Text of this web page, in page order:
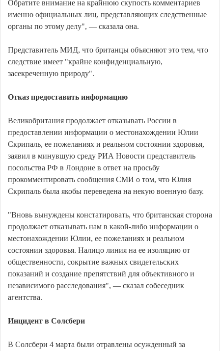
Обратите внимание на крайнюю скупость комментариев
именно официальных лиц, представляющих следственные
органы по этому делу", — сказала она.
Представитель МИД, что британцы объясняют это тем, что
следствие имеет "крайне конфиденциальную,
засекреченную природу".
Отказ предоставить информацию
Великобритания продолжает отказывать России в
предоставлении информации о местонахождении Юлии
Скрипаль, ее пожеланиях и реальном состоянии здоровья,
заявил в минувшую среду РИА Новости представитель
посольства РФ в Лондоне в ответ на просьбу
прокомментировать сообщения СМИ о том, что Юлия
Скрипаль была якобы переведена на некую военную базу.
"Вновь вынуждены констатировать, что британская сторона
продолжает отказывать нам в какой-либо информации о
местонахождении Юлии, ее пожеланиях и реальном
состоянии здоровья. Налицо линия на ее изоляцию от
общественности, сокрытие важных свидетельских
показаний и создание препятствий для объективного и
независимого расследования", — сказал собеседник
агентства.
Инцидент в Солсбери
В Солсбери 4 марта были отравлены осужденный за